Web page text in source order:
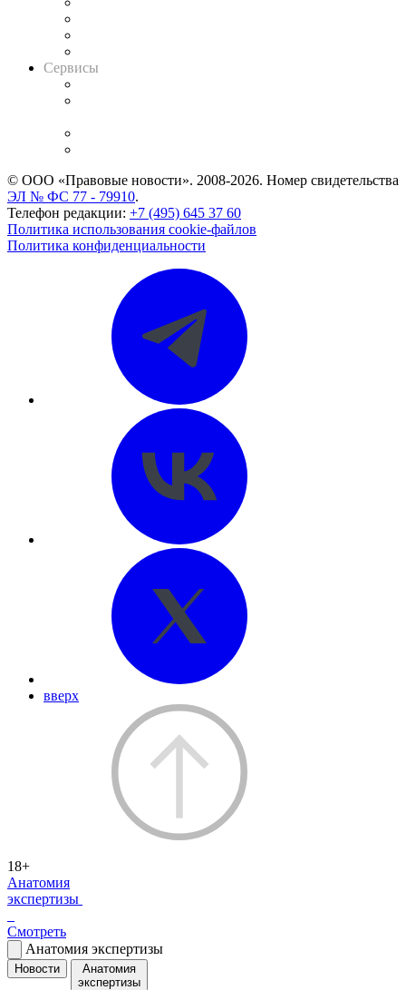
Сервисы
© ООО «Правовые новости». 2008-2026. Номер свидетельства
ЭЛ № ФС 77 - 79910.
Телефон редакции: +7 (495) 645 37 60
Политика использования cookie-файлов
Политика конфиденциальности
вверх
18+
Анатомия
экспертизы
Смотреть
Анатомия экспертизы
Новости
Анатомия
экспертизы